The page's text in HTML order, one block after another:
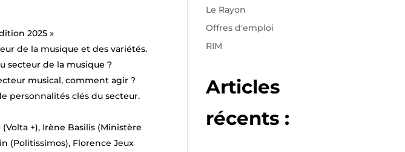
2025 »
de la musique et des variétés.
secteur de la musique ?
musical, comment agir ?
personnalités clés du secteur.
+), Irène Basilis (Ministère
(Politissimos), Florence Jeux
Le Rayon
Offres d'emploi
RIM
Articles
récents :